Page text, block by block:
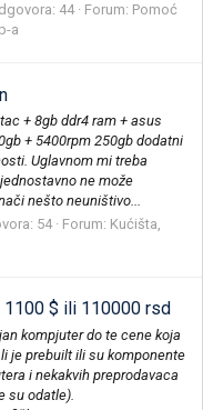
44 Forum: Pomoć
a
+ 8gb ddr4 ram + asus
+ 5400rpm 250gb dodatni
Uglavnom mi treba
ne može
nešto neuništivo...
54 Forum: Kućišta,
1100 $ ili 110000 rsd
kompjuter do te cene koja
je prebuilt ili su komponente
i nekakvih preprodavaca
su odatle).